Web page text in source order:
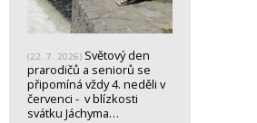
(22. 7. 2026) Světový den
prarodičů a seniorů se
připomíná vždy 4. neděli v
červenci - v blízkosti
svátku Jáchyma…